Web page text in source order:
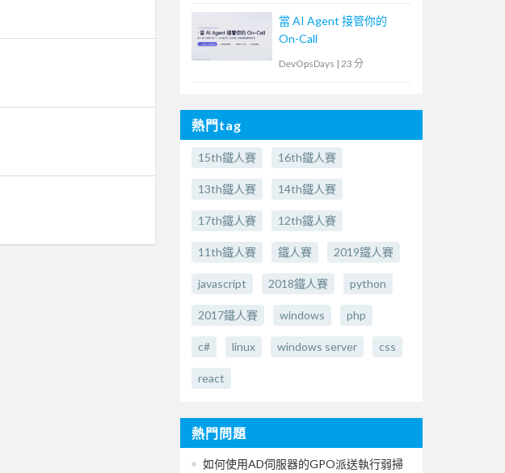
當 AI Agent 接管你的
On-Call
DevOpsDays | 23 分
熱門tag
15th鐵人賽 16th鐵人賽
13th鐵人賽 14th鐵人賽
17th鐵人賽 12th鐵人賽
11th鐵人賽 鐵人賽 2019鐵人賽
javascript 2018鐵人賽 python
2017鐵人賽 windows php
c# linux windows server css
react
熱門問題
如何使用AD伺服器的GPO派送執行弱掃